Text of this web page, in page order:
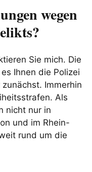
wegen
Sie mich. Die
Ihnen die Polizei
Immerhin
Als
nicht nur in
und im Rhein-
rund um die